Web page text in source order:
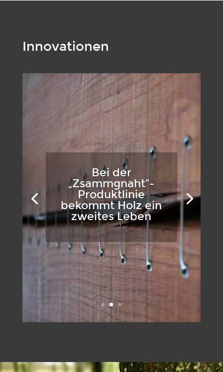
Innovationen
Bei der
„Zsammgnaht“-
Produktlinie
bekommt Holz ein
zweites Leben